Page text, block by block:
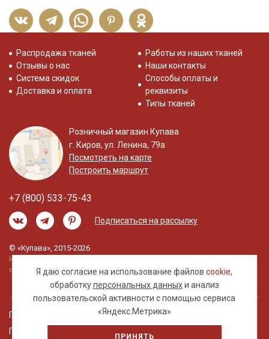
Я даю согласие на использование файловcookie,
обработкуперсональных данныхи анализ
пользовательской активности с помощью сервиса
«Яндекс.Метрика»
ПРИНЯТЬ
Распродажа тканей
Отзывы о нас
Система скидок
Доставка и оплата
Работы из наших тканей
Наши контакты
Способы оплаты и
реквизиты
Типы тканей
Розничный магазин Купава
г. Киров, ул. Ленина, 79а
Посмотреть на карте
Построить маршрут
+7 (800) 533-75-43
Подписаться на рассылку
© «Купава», 2015-2026
Информация на сайте не является публичной
офертой.
Правовая информация
Политика обработки персональных данных